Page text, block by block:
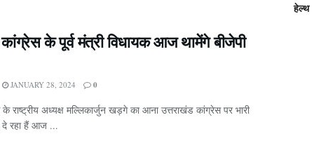
के पूर्व मंत्री विधायक आज थामेंगे बीजेपी
JANUARY 28, 2024 0
राष्ट्रीय अध्यक्ष मल्लिकार्जुन खड़गे का आना उत्तराखंड कांग्रेस पर भारी
दे रहा हैं आज ...
हेल्थ